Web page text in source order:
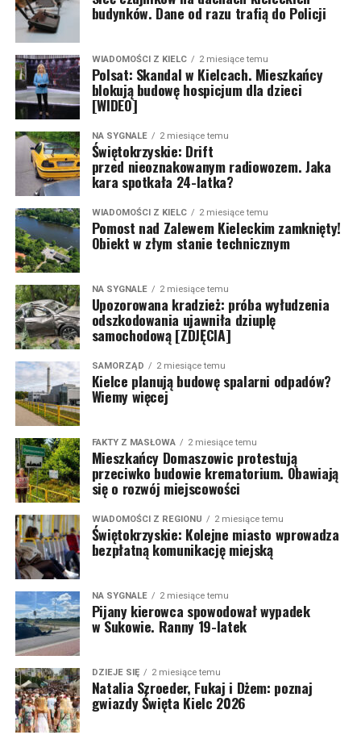
budynków. Dane od razu trafią do Policji
WIADOMOŚCI Z KIELC 2 miesiące temu
Polsat: Skandal w Kielcach. Mieszkańcy
blokują budowę hospicjum dla dzieci
[WIDEO]
NA SYGNALE 2 miesiące temu
Świętokrzyskie: Drift
przed nieoznakowanym radiowozem. Jaka
kara spotkała 24-latka?
WIADOMOŚCI Z KIELC 2 miesiące temu
Pomost nad Zalewem Kieleckim zamknięty!
Obiekt w złym stanie technicznym
NA SYGNALE 2 miesiące temu
Upozorowana kradzież: próba wyłudzenia
odszkodowania ujawniła dziuplę
samochodową [ZDJĘCIA]
SAMORZĄD 2 miesiące temu
Kielce planują budowę spalarni odpadów?
Wiemy więcej
FAKTY Z MASŁOWA 2 miesiące temu
Mieszkańcy Domaszowic protestują
przeciwko budowie krematorium. Obawiają
się o rozwój miejscowości
WIADOMOŚCI Z REGIONU 2 miesiące temu
Świętokrzyskie: Kolejne miasto wprowadza
bezpłatną komunikację miejską
NA SYGNALE 2 miesiące temu
Pijany kierowca spowodował wypadek
w Sukowie. Ranny 19-latek
DZIEJE SIĘ 2 miesiące temu
Natalia Szroeder, Fukaj i Dżem: poznaj
gwiazdy Święta Kielc 2026